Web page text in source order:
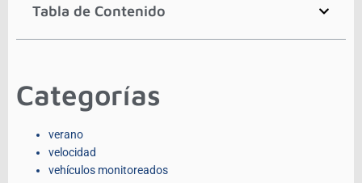
Tabla de Contenido
Categorías
verano
velocidad
vehículos monitoreados